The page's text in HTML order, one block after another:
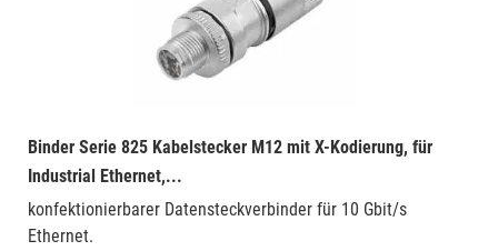
Binder Serie 825 Kabelstecker M12 mit X-Kodierung, für
Industrial Ethernet,...
konfektionierbarer Datensteckverbinder für 10 Gbit/s
Ethernet.